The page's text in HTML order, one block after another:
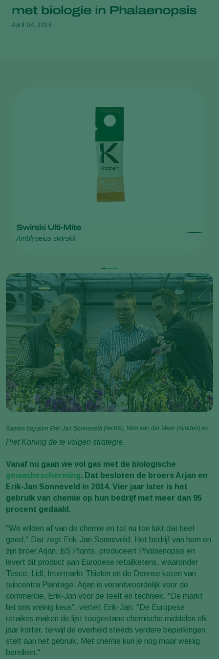
met biologie in Phalaenopsis
April 04, 2018
Swirski Ulti-Mite
Amblyseius swirskii
Samen bepalen Erik-Jan Sonneveld (rechts), Wim van der Meer (midden) en
Piet Koning de te volgen strategie.
Vanaf nu gaan we vol gas met de biologische
gewasbescherming. Dat besloten de broers Arjan en
Erik-Jan Sonneveld in 2014. Vier jaar later is het
gebruik van chemie op hun bedrijf met meer dan 95
procent gedaald.
"We wilden af van de chemie en tot nu toe lukt dat heel
goed." Dat zegt Erik-Jan Sonneveld. Het bedrijf van hem en
zijn broer Arjan, BS Plants, produceert Phalaenopsis en
levert dit product aan Europese retailketens, waaronder
Tesco, Lidl, Intermarkt Thielen en de Deense keten van
tuincentra Plantage. Arjan is verantwoordelijk voor de
commercie, Erik-Jan voor de teelt en techniek. "De markt
liet ons weinig keus", vertelt Erik-Jan. "De Europese
retailers maken de lijst toegestane chemische middelen elk
jaar korter, terwijl de overheid steeds verdere beperkingen
stelt aan het gebruik. Met chemie kun je nog maar weinig
bereiken."